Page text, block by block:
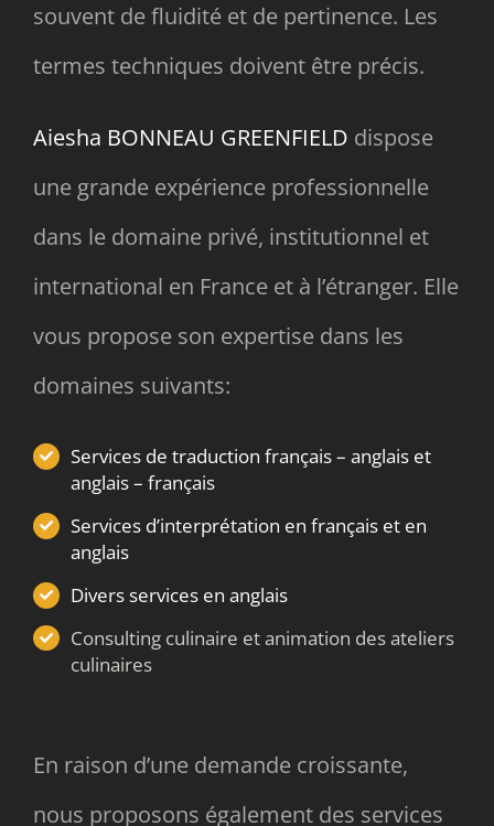
souvent de fluidité et de pertinence. Les
termes techniques doivent être précis.
Aiesha BONNEAU GREENFIELD dispose
une grande expérience professionnelle
dans le domaine privé, institutionnel et
international en France et à l’étranger. Elle
vous propose son expertise dans les
domaines suivants:
Services de traduction français – anglais et
anglais – français
Services d’interprétation en français et en
anglais
Divers services en anglais
Consulting culinaire et animation des ateliers
culinaires
En raison d’une demande croissante,
nous proposons également des services